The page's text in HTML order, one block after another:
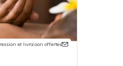
et livraison offertes